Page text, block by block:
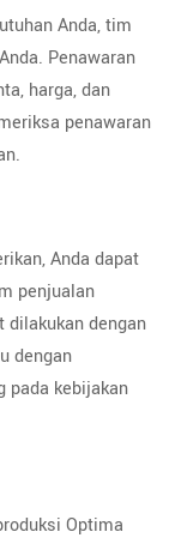
Anda, tim
Penawaran
harga, dan
penawaran
Anda dapat
penjualan
dilakukan dengan
dengan
pada kebijakan
Optima